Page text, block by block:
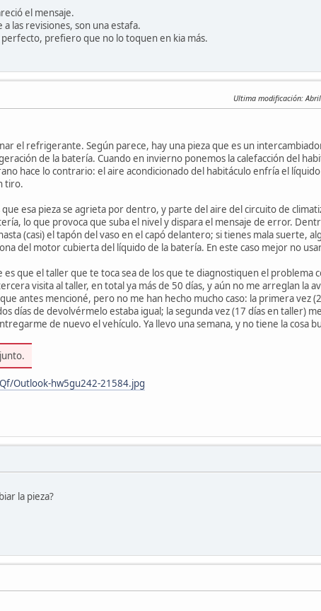
el mensaje.
las revisiones, son una estafa.
prefiero que no lo toquen en kia más.
Ultima modificación:
el refrigerante. Según parece, hay una pieza que es un
de la batería. Cuando en invierno ponemos la calefacción del
hace lo contrario: el aire acondicionado del habitáculo enfría el
tiro.
esa pieza se agrieta por dentro, y parte del aire del circuito de
lo que provoca que suba el nivel y dispara el mensaje de error.
(casi) el tapón del vaso en el capó delantero; si tienes mala suerte,
del motor cubierta del líquido de la batería. En este caso mejor no
que el taller que te toca sea de los que te diagnostiquen el problema
visita al taller, en total ya más de 50 días, y aún no me arreglan la
antes mencioné, pero no me han hecho mucho caso: la primera vez
días de devolvérmelo estaba igual; la segunda vez (17 días en taller)
de nuevo el vehículo. Ya llevo una semana, y no tiene la cosa
Outlook-hw5gu242-21584.jpg
la pieza?